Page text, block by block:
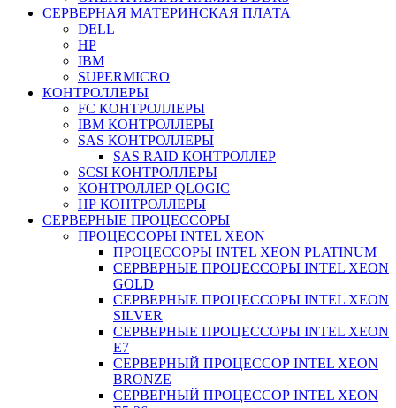
СЕРВЕРНАЯ МАТЕРИНСКАЯ ПЛАТА
DELL
HP
IBM
SUPERMICRO
КОНТРОЛЛЕРЫ
FC КОНТРОЛЛЕРЫ
IBM КОНТРОЛЛЕРЫ
SAS КОНТРОЛЛЕРЫ
SAS RAID КОНТРОЛЛЕР
SCSI КОНТРОЛЛЕРЫ
КОНТРОЛЛЕР QLOGIC
НР КОНТРОЛЛЕРЫ
СЕРВЕРНЫЕ ПРОЦЕССОРЫ
ПРОЦЕССОРЫ INTEL XEON
ПРОЦЕССОРЫ INTEL XEON PLATINUM
СЕРВЕРНЫЕ ПРОЦЕССОРЫ INTEL XEON
GOLD
СЕРВЕРНЫЕ ПРОЦЕССОРЫ INTEL XEON
SILVER
СЕРВЕРНЫЕ ПРОЦЕССОРЫ INTEL XEON
Е7
СЕРВЕРНЫЙ ПРОЦЕССОР INTEL XEON
BRONZE
СЕРВЕРНЫЙ ПРОЦЕССОР INTEL XEON